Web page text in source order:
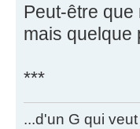
Peut-être
mais quelque
***
...d'un G qui